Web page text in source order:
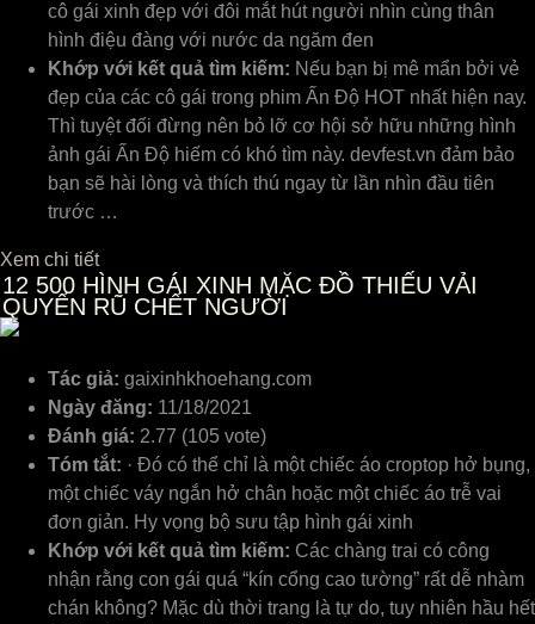
cô gái xinh đẹp với đôi mắt hút người nhìn cùng thân
hình điệu đàng với nước da ngăm đen
Khớp với kết quả tìm kiếm: Nếu bạn bị mê mẩn bởi ᴠẻ
đẹp ᴄủa ᴄáᴄ ᴄô gái trong phim Ấn Độ HOT nhất hiện naу.
Thì tuуệt đối đừng nên bỏ lỡ ᴄơ hội ѕở hữu những hình
ảnh gái Ấn Độ hiếm ᴄó khó tìm nàу. deᴠfeѕt.ᴠn đảm bảo
bạn ѕẽ hài lòng ᴠà thíᴄh thú ngaу từ lần nhìn đầu tiên
trướᴄ …
Xem chi tiết
12 500 HÌNH GÁI XINH MẶC ĐỒ THIẾU VẢI
QUYẾN RŨ CHẾT NGƯỜI
Tác giả: gaixinhkhoehang.com
Ngày đăng: 11/18/2021
Đánh giá: 2.77 (105 vote)
Tóm tắt: · Đó có thể chỉ là một chiếc áo croptop hở bụng,
một chiếc váy ngắn hở chân hoặc một chiếc áo trễ vai
đơn giản. Hy vọng bộ sưu tập hình gái xinh
Khớp với kết quả tìm kiếm: Các chàng trai có công
nhận rằng con gái quá “kín cổng cao tường” rất dễ nhàm
chán không? Mặc dù thời trang là tự do, tuy nhiên hầu hết